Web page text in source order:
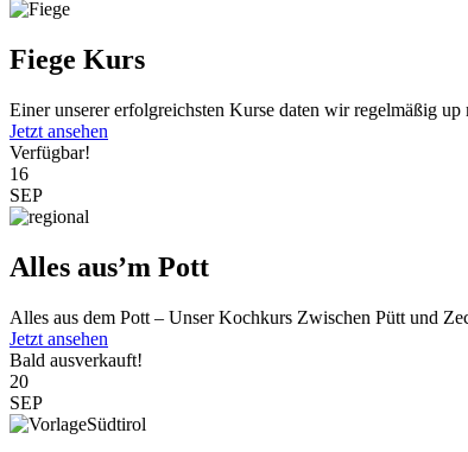
Fiege Kurs
Einer unserer erfolgreichsten Kurse daten wir regelmäßig
Jetzt ansehen
Verfügbar!
16
SEP
Alles aus’m Pott
Alles aus dem Pott – Unser Kochkurs Zwischen Pütt und
Jetzt ansehen
Bald ausverkauft!
20
SEP